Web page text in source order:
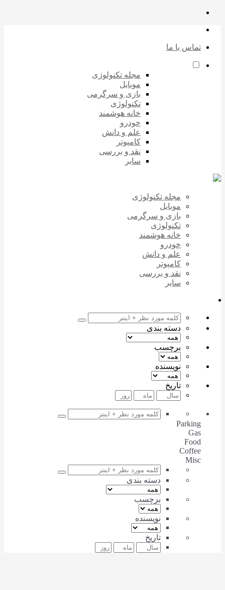
تماس با ما
مجله تکنولوژی
موبایل
بازی و سرگرمی
تکنولوژی
خانه هوشمند
خودرو
علم و دانش
کامپوتر
نقد و بررسی
سایر
مجله تکنولوژی
موبایل
بازی و سرگرمی
تکنولوژی
خانه هوشمند
خودرو
علم و دانش
کامپوتر
نقد و بررسی
سایر
دسته بندی
برچسب
نویسنده
تاریخ
Parking
Coffee
دسته بندی
برچسب
نویسنده
تاریخ